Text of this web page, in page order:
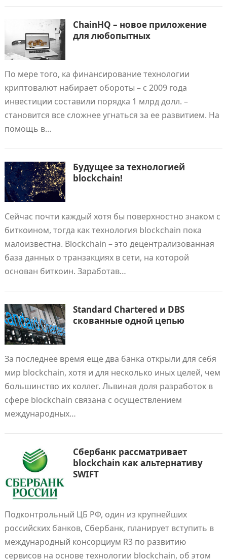
ChainHQ – новое приложение
для любопытных
По мере того, ка финансирование технологии
криптовалют набирает обороты – с 2009 года
инвестиции составили порядка 1 млрд долл. –
становится все сложнее угнаться за ее развитием. На
помощь в…
Будущее за технологией
blockchain!
Сейчас почти каждый хотя бы поверхностно знаком с
биткоином, тогда как технология blockchain пока
малоизвестна. Blockchain – это децентрализованная
база данных о транзакциях в сети, на которой
основан биткоин. Заработав…
Standard Chartered и DBS
скованные одной цепью
За последнее время еще два банка открыли для себя
мир blockchain, хотя и для несколько иных целей, чем
большинство их коллег. Львиная доля разработок в
сфере blockchain связана с осуществлением
международных…
Сбербанк рассматривает
blockchain как альтернативу
SWIFT
Подконтрольный ЦБ РФ, один из крупнейших
российских банков, Сбербанк, планирует вступить в
международный консорциум R3 по развитию
сервисов на основе технологии blockchain, об этом